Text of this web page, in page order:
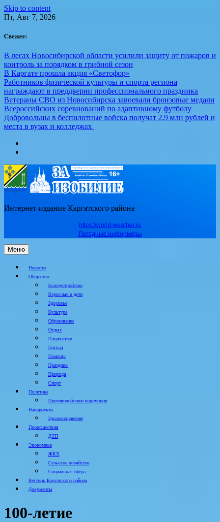
Skip to content
Пт, Авг 7, 2026
Свежее:
В лесах Новосибирской области усилили защиту от пожаров и
контроль за порядком в грибной сезон
В Каргате прошла акция «Светофор»
Работников физической культуры и спорта региона
награждают в преддверии профессионального праздника
Ветераны СВО из Новосибирска завоевали бронзовые медали
Всероссийских соревнований по адаптивному футболу
Добровольцы в беспилотные войска получат 2,9 млн рублей и
места в вузах и колледжах
Интернет-издание Каргатского района
https://world-weather.ru
Погодные информеры
Меню
Новости
Общество
Благоустройство
Взрослые и дети
Здоровье
Культура
Образование
Отдых
Патриотизм
Погода
Помощь
Праздник
Природа
Спорт
Политика
Противодействие коррупции
Нацпроекты
Здравоохранение
Происшествия
ДТП
Экономика
ЖКХ
Сельское хозяйство
Социальная сфера
Вестник Каргатского района
Документы
100-летие